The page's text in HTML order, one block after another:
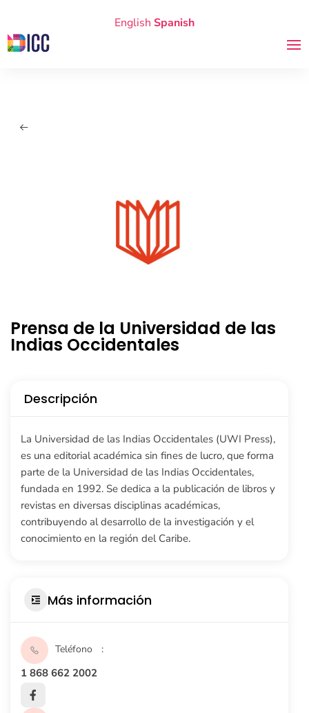
English Spanish
Prensa de la Universidad de las
Indias Occidentales
Descripción
La Universidad de las Indias Occidentales (UWI Press),
es una editorial académica sin fines de lucro, que forma
parte de la Universidad de las Indias Occidentales,
fundada en 1992. Se dedica a la publicación de libros y
revistas en diversas disciplinas académicas,
contribuyendo al desarrollo de la investigación y el
conocimiento en la región del Caribe.
Más información
Teléfono
1 868 662 2002